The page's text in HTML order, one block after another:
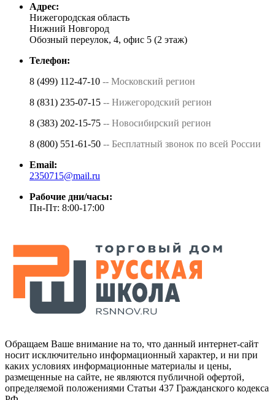
Адрес:
Нижегородская область
Нижний Новгород
Обозный переулок, 4, офис 5 (2 этаж)
Телефон:
8 (499) 112-47-10 -- Московский регион
8 (831) 235-07-15 -- Нижегородский регион
8 (383) 202-15-75 -- Новосибирский регион
8 (800) 551-61-50 -- Бесплатный звонок по всей России
Email:
2350715@mail.ru
Рабочие дни/часы:
Пн-Пт: 8:00-17:00
Обращаем Ваше внимание на то, что данный интернет-сайт
носит исключительно информационный характер, и ни при
каких условиях информационные материалы и цены,
размещенные на сайте, не являются публичной офертой,
определяемой положениями Статьи 437 Гражданского кодекса